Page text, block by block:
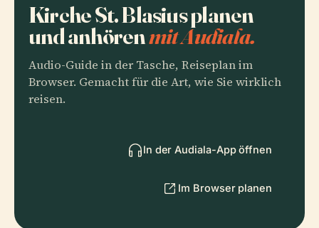
Kirche St. Blasius planen
und anhörenmit Audiala.
Audio-Guide in der Tasche, Reiseplan im
Browser. Gemacht für die Art, wie Sie wirklich
reisen.
In der Audiala-App öffnen
Im Browser planen